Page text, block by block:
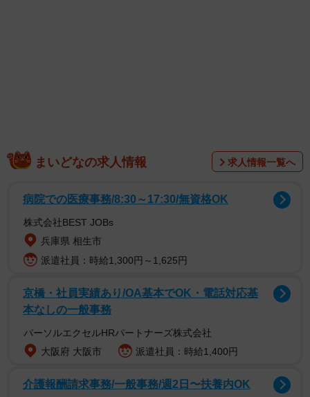
愛人はあくまで作り込んだキャラ。しかし橋本から放たれ
る絶妙な色香が本物の愛人感を醸し出し、ブレイクしてし
ばらくは、バラエティを通して橋本を知った視聴者からの
て、番組から求められて愛人系エピソードを話すと、“愛人
まいどなの求人情報 求人情報一覧へ
病院での医療事務/8:30～17:30/無資格OK
株式会社BEST JOBs
兵庫県 相生市
派遣社員：時給1,300円～1,625円
京橋・社員実績あり/OA基本でOK・電話対応基
本なしの一般事務
パーソルエクセルHRパートナーズ株式会社
大阪府 大阪市
派遣社員：時給1,400円
介護報酬請求事務/一般事務/週2日〜扶養内OK